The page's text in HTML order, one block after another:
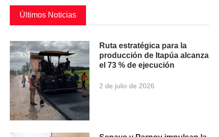
Últimos Noticias
Ruta estratégica para la
producción de Itapúa alcanza
el 73 % de ejecución
2 de julio de 2026